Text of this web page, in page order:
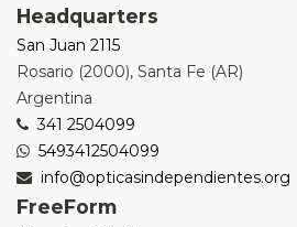
Headquarters
San Juan 2115
Rosario (2000), Santa Fe (AR)
Argentina
341 2504099
5493412504099
info@opticasindependientes.org
FreeForm